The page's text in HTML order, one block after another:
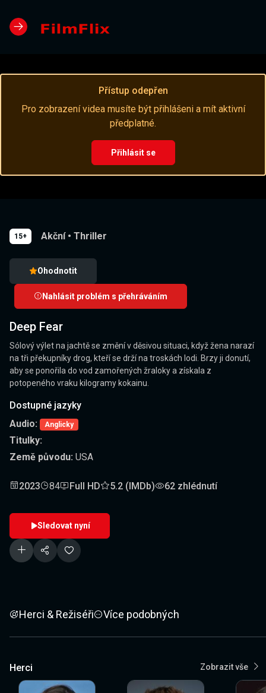
Přístup odepřen
Pro zobrazení videa musíte být přihlášeni a mít aktivní
předplatné.
Přihlásit se
15+ Akční • Thriller
Ohodnotit
Nahlásit problém s přehráváním
Deep Fear
Sólový výlet na jachtě se změní v děsivou situaci, když žena narazí
na tři překupníky drog, kteří se drží na troskách lodi. Brzy ji donutí,
aby se ponořila do vod zamořených žraloky a získala z
potopeného vraku kilogramy kokainu.
Dostupné jazyky
Audio:
Anglicky
Titulky:
Země původu: USA
2023 84 Full HD 5.2 (IMDb) 62 zhlédnutí
Sledovat nyní
Herci & Režiséři Více podobných
Herci Zobrazit vše